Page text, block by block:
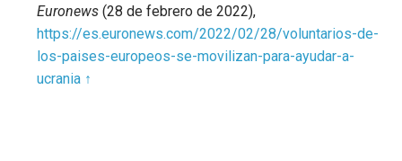
Euronews (28 de febrero de 2022),
https://es.euronews.com/2022/02/28/voluntarios-de-
los-paises-europeos-se-movilizan-para-ayudar-a-
ucrania ↑